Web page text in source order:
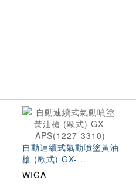
自動連續式氣動噴塗黃油
槍 (歐式) GX-
APS(1227-3310)
WIGA